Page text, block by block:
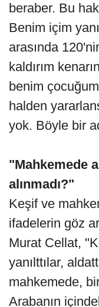
beraber. Bu
Benim içim
arasında
kaldırım
benim
halden
yok. Böyle bir
"Mahkemede
alınmadı?"
Keşif ve
ifadelerin göz
Murat Cellat,
yanılttılar,
mahkemede,
Arabanın